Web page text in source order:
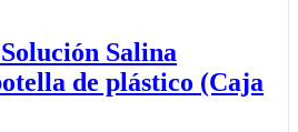
Salina
de plástico (Caja